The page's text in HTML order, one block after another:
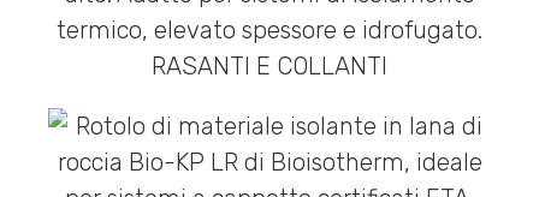
RASANTI E COLLANTI